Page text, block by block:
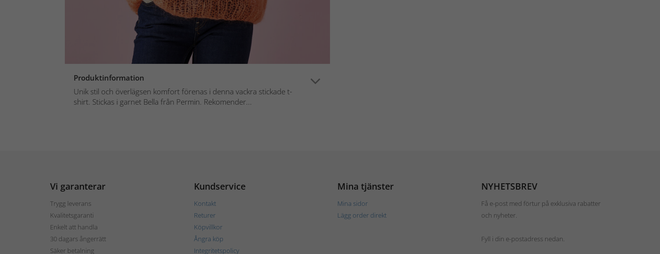
Produktinformation
Unik stil och överlägsen komfort förenas i denna vackra stickade t-
shirt. Stickas i garnet Bella från Permin. Rekomender...
Vi garanterar
Trygg leverans
Kvalitetsgaranti
Enkelt att handla
30 dagars ångerrätt
Säker betalning
Kundservice
Kontakt
Returer
Köpvillkor
Ångra köp
Integritetspolicy
Mina tjänster
Mina sidor
Lägg order direkt
NYHETSBREV
Få e-post med förtur på exklusiva rabatter
och nyheter.
Fyll i din e-postadress nedan.